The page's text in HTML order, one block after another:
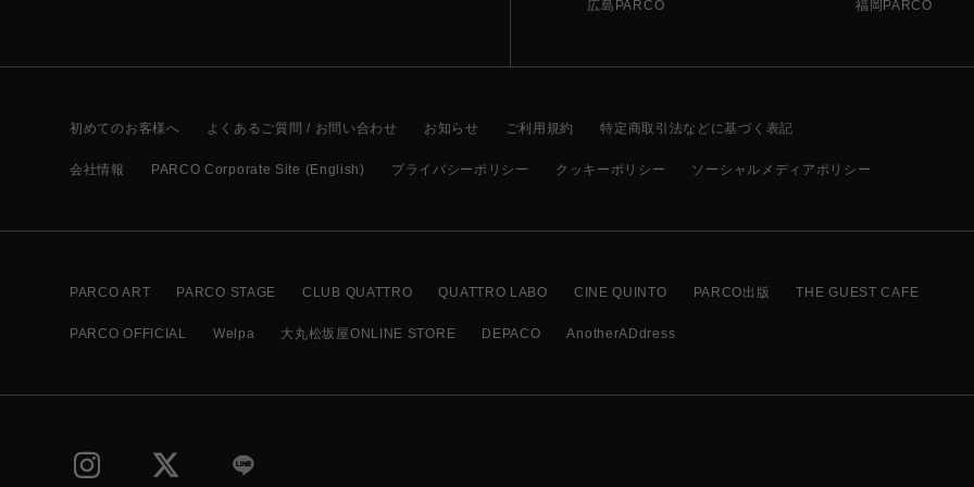
広島PARCO
福岡PARCO
初めてのお客様へ よくあるご質問 / お問い合わせ お知らせ ご利用規約 特定商取引法などに基づく表記
会社情報 PARCO Corporate Site (English) プライバシーポリシー クッキーポリシー ソーシャルメディアポリシー
PARCO ART PARCO STAGE CLUB QUATTRO QUATTRO LABO CINE QUINTO PARCO出版 THE GUEST CAFE
PARCO OFFICIAL Welpa 大丸松坂屋ONLINE STORE DEPACO AnotherADdress